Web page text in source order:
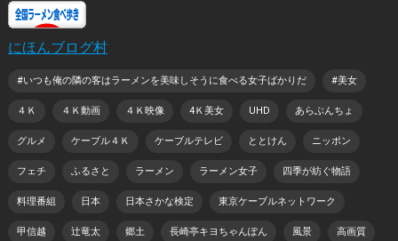
にほんブログ村
#いつも俺の隣の客はラーメンを美味しそうに食べる女子ばかりだ #美女
４Ｋ ４Ｋ動画 ４Ｋ映像 4Ｋ美女 UHD あらぶんちょ
グルメ ケーブル４Ｋ ケーブルテレビ ととけん ニッポン
フェチ ふるさと ラーメン ラーメン女子 四季が紡ぐ物語
料理番組 日本 日本さかな検定 東京ケーブルネットワーク
甲信越 辻竜太 郷土 長崎亭キヨちゃんぽん 風景 高画質